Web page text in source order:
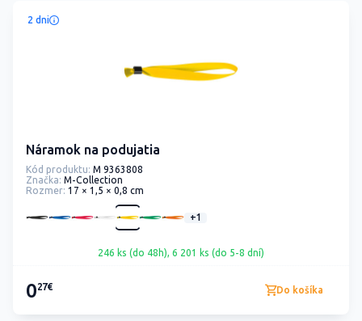
2 dni
Náramok na podujatia
Kód produktu: M 9363808
Značka: M-Collection
Rozmer: 17 × 1,5 × 0,8 cm
+1
246 ks (do 48h), 6 201 ks (do 5-8 dní)
027€ Do košíka